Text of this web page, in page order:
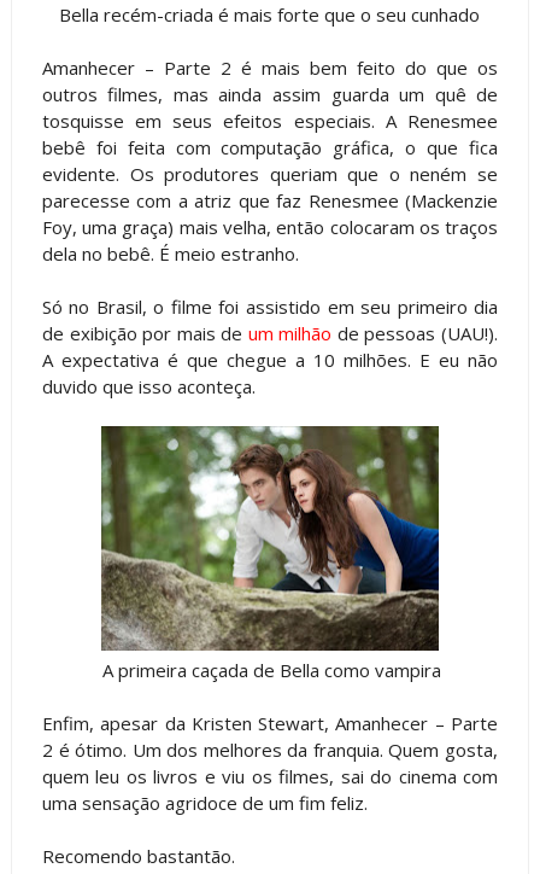
Bella recém-criada é mais forte que o seu cunhado
Amanhecer – Parte 2 é mais bem feito do que os
outros filmes, mas ainda assim guarda um quê de
tosquisse em seus efeitos especiais. A Renesmee
bebê foi feita com computação gráfica, o que fica
evidente. Os produtores queriam que o neném se
parecesse com a atriz que faz Renesmee (Mackenzie
Foy, uma graça) mais velha, então colocaram os traços
dela no bebê. É meio estranho.
Só no Brasil, o filme foi assistido em seu primeiro dia
de exibição por mais de um milhão de pessoas (UAU!).
A expectativa é que chegue a 10 milhões. E eu não
duvido que isso aconteça.
A primeira caçada de Bella como vampira
Enfim, apesar da Kristen Stewart, Amanhecer – Parte
2 é ótimo. Um dos melhores da franquia. Quem gosta,
quem leu os livros e viu os filmes, sai do cinema com
uma sensação agridoce de um fim feliz.
Recomendo bastantão.